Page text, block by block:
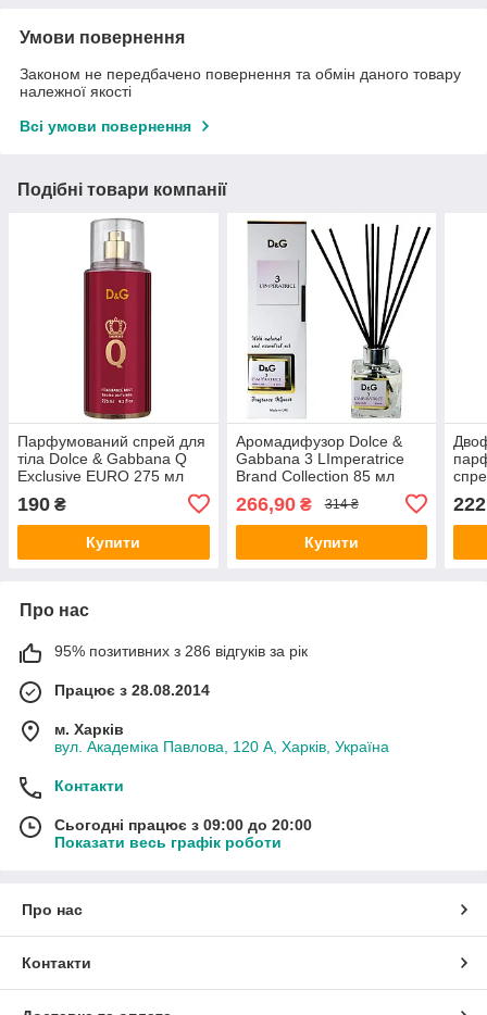
Умови повернення
Законом не передбачено повернення та обмін даного товару
належної якості
Всі умови повернення
Подібні товари компанії
Парфумований спрей для
тіла Dolce & Gabbana Q
Exclusive EURO 275 мл
190 ₴
Купити
Аромадифузор Dolce &
Gabbana 3 LImperatrice
Brand Collection 85 мл
266,90₴ 314 ₴
Купити
222
Про нас
95% позитивних з 286 відгуків за рік
Працює з 28.08.2014
м. Харків
вул. Академіка Павлова, 120 А, Харків, Україна
Контакти
Сьогодні працює з 09:00 до 20:00
Показати весь графік роботи
Про нас
Контакти